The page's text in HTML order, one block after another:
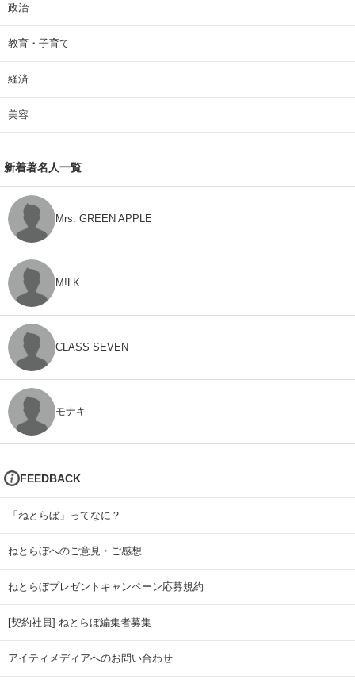
政治
教育・子育て
経済
美容
新着著名人一覧
Mrs. GREEN APPLE
M!LK
CLASS SEVEN
モナキ
FEEDBACK
「ねとらぼ」ってなに？
ねとらぼへのご意見・ご感想
ねとらぼプレゼントキャンペーン応募規約
[契約社員] ねとらぼ編集者募集
アイティメディアへのお問い合わせ